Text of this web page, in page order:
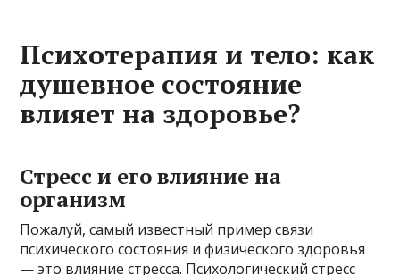
Психотерапия и тело: как
душевное состояние
влияет на здоровье?
Стресс и его влияние на
организм
Пожалуй, самый известный пример связи
психического состояния и физического здоровья
— это влияние стресса. Психологический стресс